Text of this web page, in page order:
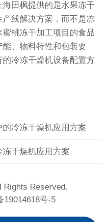
田枫提供的是水果冻干
线解决方案，而不是冻
桃冻干加工项目的食品
、物料特性和包装要
冷冻干燥机设备配置方
冷冻干燥机应用方案
干燥机应用方案
Rights Reserved.
19014618号-5